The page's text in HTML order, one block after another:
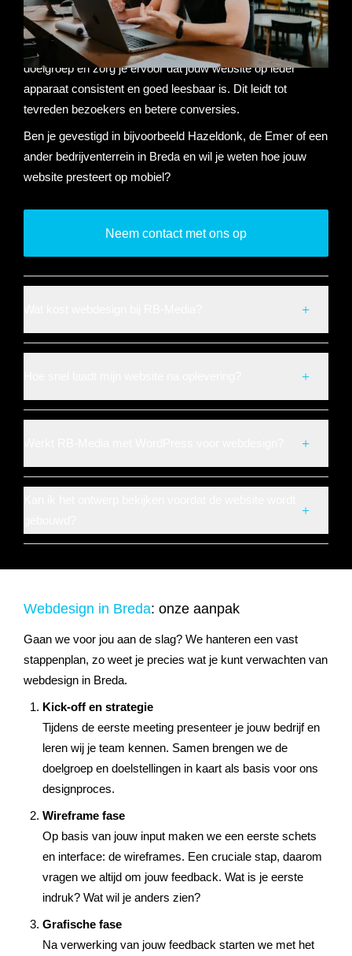
is om een optimale gebruikerservaring te bieden, ongeacht
het apparaat waarmee de website wordt bekeken. Door
responsive webdesign toe te passen, bereik je een bredere
doelgroep en zorg je ervoor dat jouw website op ieder
apparaat consistent en goed leesbaar is. Dit leidt tot
tevreden bezoekers en betere conversies.
Ben je gevestigd in bijvoorbeeld Hazeldonk, de Emer of een
ander bedrijventerrein in Breda en wil je weten hoe jouw
website presteert op mobiel?
Neem contact met ons op
Webdesign in Breda: onze aanpak
Gaan we voor jou aan de slag? We hanteren een vast
stappenplan, zo weet je precies wat je kunt verwachten van
webdesign in Breda.
Kick-off en strategie
Tijdens de eerste meeting presenteer je jouw bedrijf en
leren wij je team kennen. Samen brengen we de
doelgroep en doelstellingen in kaart als basis voor ons
designproces.
Wireframe fase
Op basis van jouw input maken we een eerste schets
en interface: de wireframes. Een cruciale stap, daarom
vragen we altijd om jouw feedback. Wat is je eerste
indruk? Wat wil je anders zien?
Grafische fase
Na verwerking van jouw feedback starten we met het